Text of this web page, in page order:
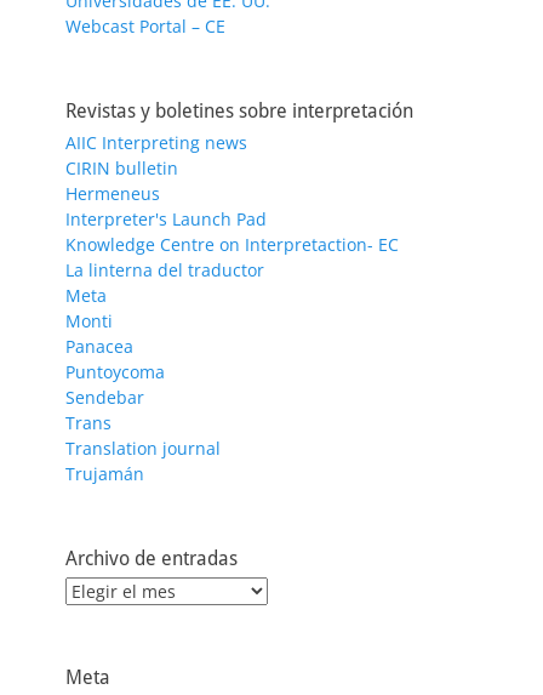
Webcast Portal – CE
Revistas y boletines sobre interpretación
AIIC Interpreting news
CIRIN bulletin
Hermeneus
Interpreter's Launch Pad
Knowledge Centre on Interpretaction- EC
La linterna del traductor
Meta
Monti
Panacea
Puntoycoma
Sendebar
Trans
Translation journal
Trujamán
Archivo de entradas
Archivo
Meta